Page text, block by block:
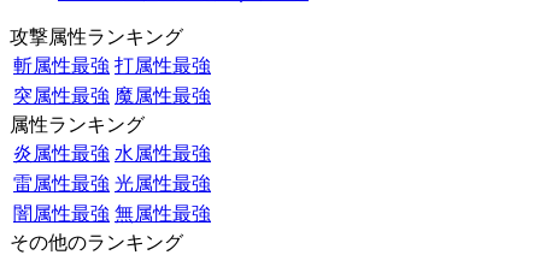
攻撃属性ランキング
斬属性最強 打属性最強
突属性最強 魔属性最強
属性ランキング
炎属性最強 水属性最強
雷属性最強 光属性最強
闇属性最強 無属性最強
その他のランキング